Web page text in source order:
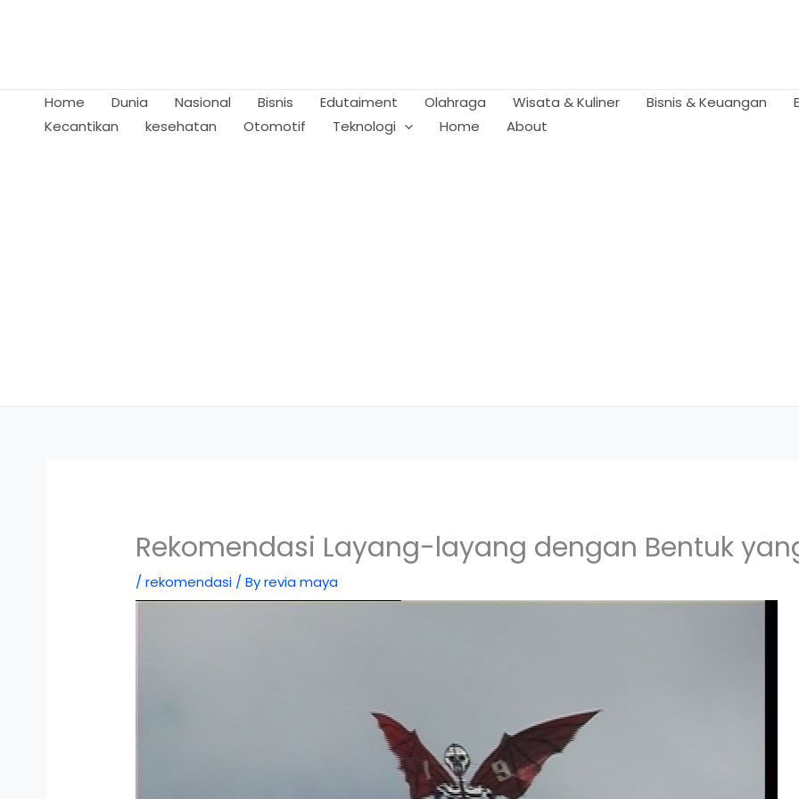
Home Dunia Nasional Bisnis Edutaiment Olahraga Wisata & Kuliner Bisnis & Keuangan
Kecantikan
kesehatan Otomotif Teknologi Home About
Rekomendasi Layang-layang dengan Bentuk
/rekomendasi / Byrevia maya